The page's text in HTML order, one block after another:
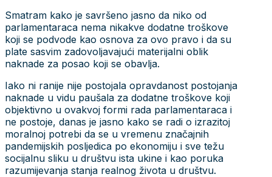
Smatram kako je savršeno jasno da niko od
parlamentaraca nema nikakve dodatne troškove
koji se podvode kao osnova za ovo pravo i da su
plate sasvim zadovoljavajući materijalni oblik
naknade za posao koji se obavlja.
Iako ni ranije nije postojala opravdanost postojanja
naknade u vidu paušala za dodatne troškove koji
objektivno u ovakvoj formi rada parlamentaraca i
ne postoje, danas je jasno kako se radi o izrazitoj
moralnoj potrebi da se u vremenu značajnih
pandemijskih posljedica po ekonomiju i sve težu
socijalnu sliku u društvu ista ukine i kao poruka
razumijevanja stanja realnog života u društvu.